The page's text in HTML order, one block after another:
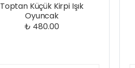
Toptan Küçük Kirpi Işık
Oyuncak
₺ 480.00